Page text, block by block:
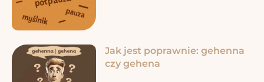
Jak jest poprawnie: gehenna
czy gehena